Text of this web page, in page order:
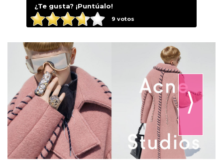
¿Te gusta? ¡Puntúalo!
9 votos
⟩